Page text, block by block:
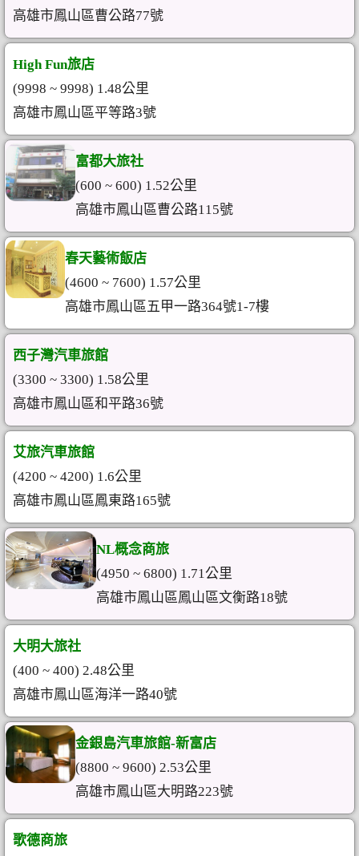
高雄市鳳山區曹公路77號
High Fun旅店
(9998 ~ 9998) 1.48公里
高雄市鳳山區平等路3號
富都大旅社
(600 ~ 600) 1.52公里
高雄市鳳山區曹公路115號
春天藝術飯店
(4600 ~ 7600) 1.57公里
高雄市鳳山區五甲一路364號1-7樓
西子灣汽車旅館
(3300 ~ 3300) 1.58公里
高雄市鳳山區和平路36號
艾旅汽車旅館
(4200 ~ 4200) 1.6公里
高雄市鳳山區鳳東路165號
NL概念商旅
(4950 ~ 6800) 1.71公里
高雄市鳳山區鳳山區文衡路18號
大明大旅社
(400 ~ 400) 2.48公里
高雄市鳳山區海洋一路40號
金銀島汽車旅館-新富店
(8800 ~ 9600) 2.53公里
高雄市鳳山區大明路223號
歌德商旅